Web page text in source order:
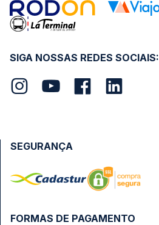
SIGA NOSSAS REDES SOCIAIS:
FORMAS DE PAGAMENTO
SEGURANÇA